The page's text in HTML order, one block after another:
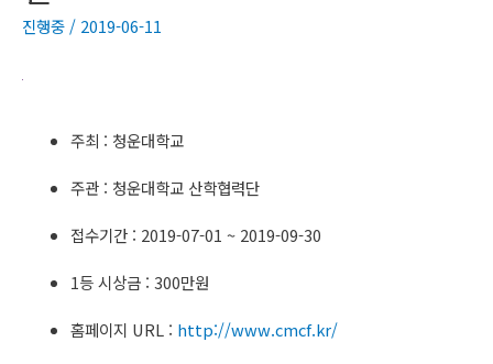
진행중 / 2019-06-11
주최 : 청운대학교
주관 : 청운대학교 산학협력단
접수기간 : 2019-07-01 ~ 2019-09-30
1등 시상금 : 300만원
홈페이지 URL : http://www.cmcf.kr/